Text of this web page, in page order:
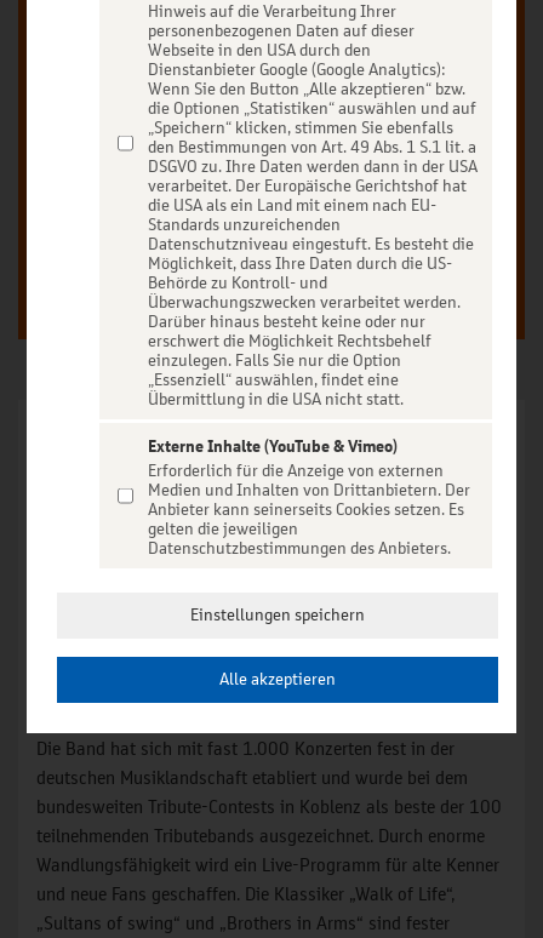
Jetzt anmelden oder registrieren
Unser Ticketverkauf ist exklusiv für Kunden der
BBBanken vorbehalten.
Anmelden Registrieren
Erleben Sie die meistgebuchte Dire Straits-Tribute-Band
einer Gitarre die keiner von uns je vergessen wird. Wolfgang
Ausland als bester Mark Knopfler Gitarren-Imitator
Die Band hat sich mit fast 1.000 Konzerten fest in der
deutschen Musiklandschaft etabliert und wurde bei dem
bundesweiten Tribute-Contests in Koblenz als beste der 100
teilnehmenden Tributebands ausgezeichnet. Durch enorme
Wandlungsfähigkeit wird ein Live-Programm für alte Kenner
und neue Fans geschaffen. Die Klassiker „Walk of Life“,
„Sultans of swing“ und „Brothers in Arms“ sind fester
Hinweis auf die Verarbeitung Ihrer
personenbezogenen Daten auf dieser
Webseite in den USA durch den
Dienstanbieter Google (Google Analytics):
Wenn Sie den Button „Alle akzeptieren“ bzw.
die Optionen „Statistiken“ auswählen und auf
„Speichern“ klicken, stimmen Sie ebenfalls
den Bestimmungen von Art. 49 Abs. 1 S.1 lit. a
DSGVO zu. Ihre Daten werden dann in der USA
verarbeitet. Der Europäische Gerichtshof hat
die USA als ein Land mit einem nach EU-
Standards unzureichenden
Datenschutzniveau eingestuft. Es besteht die
Möglichkeit, dass Ihre Daten durch die US-
Behörde zu Kontroll- und
Überwachungszwecken verarbeitet werden.
Darüber hinaus besteht keine oder nur
erschwert die Möglichkeit Rechtsbehelf
einzulegen. Falls Sie nur die Option
„Essenziell“ auswählen, findet eine
Übermittlung in die USA nicht statt.
Externe Inhalte (YouTube & Vimeo)
Erforderlich für die Anzeige von externen
Medien und Inhalten von Drittanbietern. Der
Anbieter kann seinerseits Cookies setzen. Es
gelten die jeweiligen
Datenschutzbestimmungen des Anbieters.
Einstellungen speichern
Alle akzeptieren